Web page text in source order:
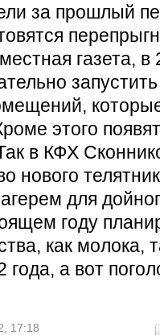
за прошлый
газета,
этого
в КФХ
нового
для
году
как молока,
а вот
17:18